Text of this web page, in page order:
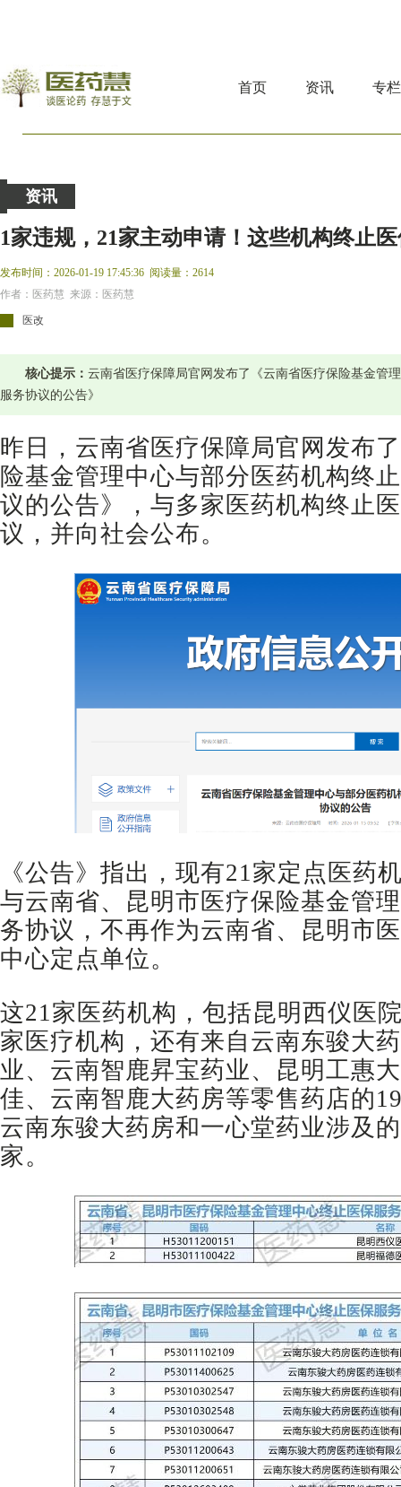
首页 资讯 专栏
资讯
1家违规，21家主动申请！这些机构终止
发布时间：2026-01-19 17:45:36 阅读量：2614
作者：医药慧 来源：医药慧
医改
核心提示： 云南省医疗保障局官网发布了《云南省医疗保险基金管
服务协议的公告》
昨日，云南省医疗保障局官网发布
险基金管理中心与部分医药机构终
议的公告》，与多家医药机构终止
议，并向社会公布。
《公告》指出，现有21家定点医药
与云南省、昆明市医疗保险基金管
务协议，不再作为云南省、昆明市
中心定点单位。
这21家医药机构，包括昆明西仪医
家医疗机构，还有来自云南东骏大
业、云南智鹿昇宝药业、昆明工惠
佳、云南智鹿大药房等零售药店的
云南东骏大药房和一心堂药业涉及
家。